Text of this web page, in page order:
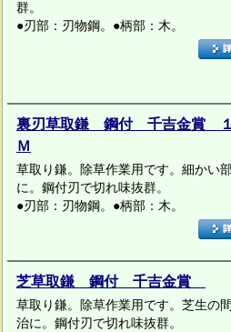
群。
●刃部：刃物鋼。●柄部：木。
裏刃草取鎌 鋼付 千吉金賞 １
Ｍ
草取り鎌。除草作業用です。細かい
に。鋼付刃で切れ味抜群。
●刃部：刃物鋼。●柄部：木。
芝草取鎌 鋼付 千吉金賞
草取り鎌。除草作業用です。芝生の
治に。鋼付刃で切れ味抜群。